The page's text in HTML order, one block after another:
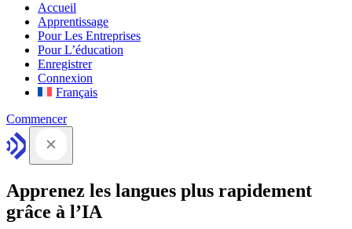
Accueil
Apprentissage
Pour Les Entreprises
Pour L’éducation
Enregistrer
Connexion
Français
Commencer
Apprenez les langues plus rapidement
grâce à l’IA